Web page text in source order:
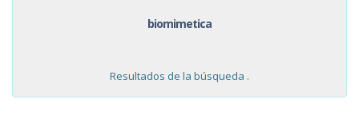
biomimetica
Resultados de la búsqueda .